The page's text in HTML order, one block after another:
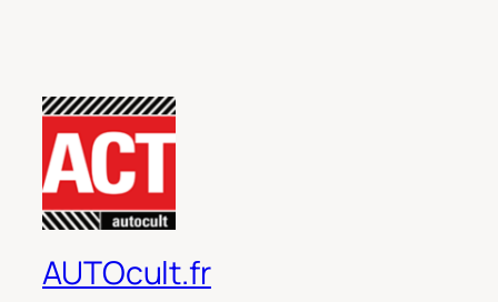
AUTOcult.fr